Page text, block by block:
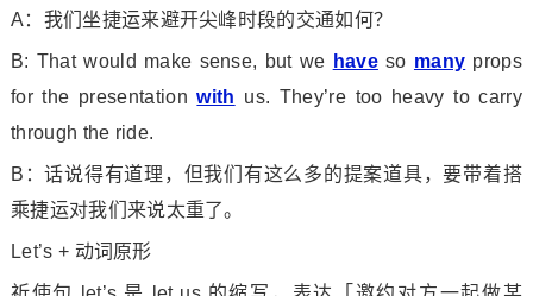
A：我们坐捷运来避开尖峰时段的交通如何？
B: That would make sense, but we haveso many props
for the presentationwith us. They’re too heavy to carry
through the ride.
B：话说得有道理，但我们有这么多的提案道具，要带着搭
乘捷运对我们来说太重了。
Let’s + 动词原形